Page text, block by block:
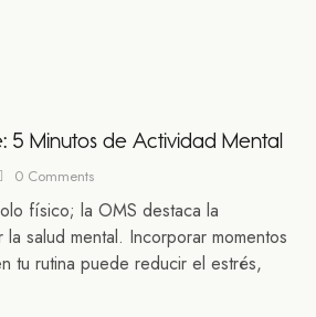
5 Minutos de Actividad Mental
0 Comments
físico; la OMS destaca la
salud mental. Incorporar momentos
tu rutina puede reducir el estrés,